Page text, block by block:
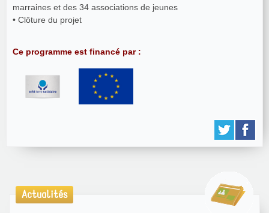
marraines et des 34 associations de jeunes
• Clôture du projet
Ce programme est financé par :
Actualités